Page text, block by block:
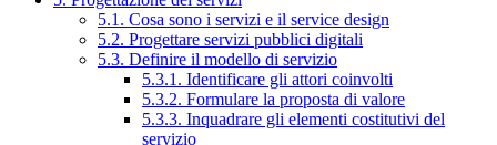
5.1. Cosa sono i servizi e il service design
5.2. Progettare servizi pubblici digitali
5.3. Definire il modello di servizio
5.3.1. Identificare gli attori coinvolti
5.3.2. Formulare la proposta di valore
5.3.3. Inquadrare gli elementi costitutivi del
servizio